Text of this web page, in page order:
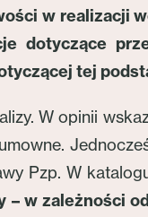
w realizacji
tej
W opinii
Pzp. W
– w zależności